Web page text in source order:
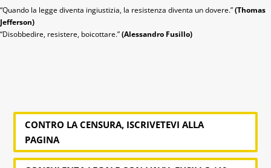
“Quando la legge diventa ingiustizia, la resistenza diventa un dovere.”(Thomas
Jefferson)
“Disobbedire, resistere, boicottare.”(Alessandro Fusillo)
CONTRO LA CENSURA, ISCRIVETEVI ALLA
PAGINA